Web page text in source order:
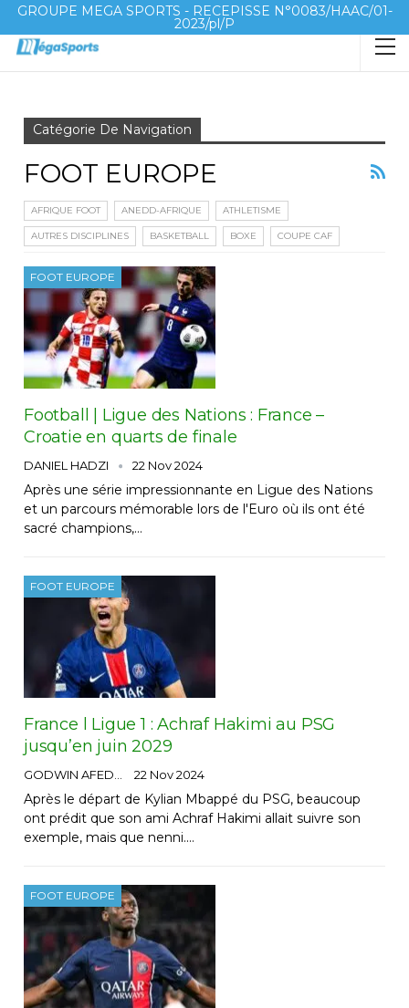
GROUPE MEGA SPORTS - RECEPISSE N°0083/HAAC/01-
2023/pl/P
Catégorie De Navigation
FOOT EUROPE
AFRIQUE FOOT ANEDD-AFRIQUE ATHLETISME
AUTRES DISCIPLINES BASKETBALL BOXE COUPE CAF
FOOT EUROPE
Football | Ligue des Nations : France –
Croatie en quarts de finale
DANIEL HADZI 22 Nov 2024
Après une série impressionnante en Ligue des Nations
et un parcours mémorable lors de l'Euro où ils ont été
sacré champions,…
FOOT EUROPE
France l Ligue 1 : Achraf Hakimi au PSG
jusqu’en juin 2029
GODWIN AFEDO 22 Nov 2024
Après le départ de Kylian Mbappé du PSG, beaucoup
ont prédit que son ami Achraf Hakimi allait suivre son
exemple, mais que nenni.…
FOOT EUROPE